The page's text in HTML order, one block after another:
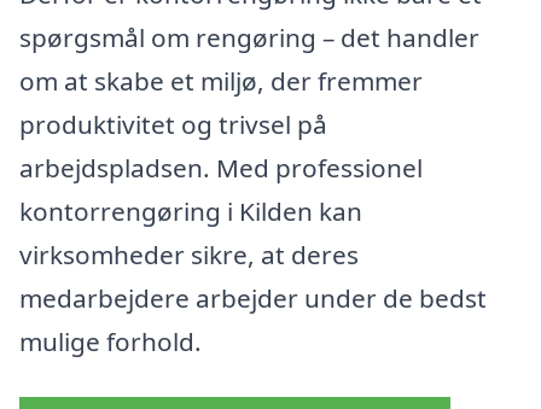
spørgsmål om rengøring – det handler
om at skabe et miljø, der fremmer
produktivitet og trivsel på
arbejdspladsen. Med professionel
kontorrengøring i Kilden kan
virksomheder sikre, at deres
medarbejdere arbejder under de bedst
mulige forhold.